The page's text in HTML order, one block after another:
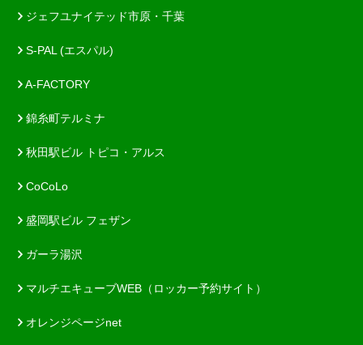
ジェフユナイテッド市原・千葉
S-PAL (エスパル)
A-FACTORY
錦糸町テルミナ
秋田駅ビル トピコ・アルス
CoCoLo
盛岡駅ビル フェザン
ガーラ湯沢
マルチエキューブWEB（ロッカー予約サイト）
オレンジページnet